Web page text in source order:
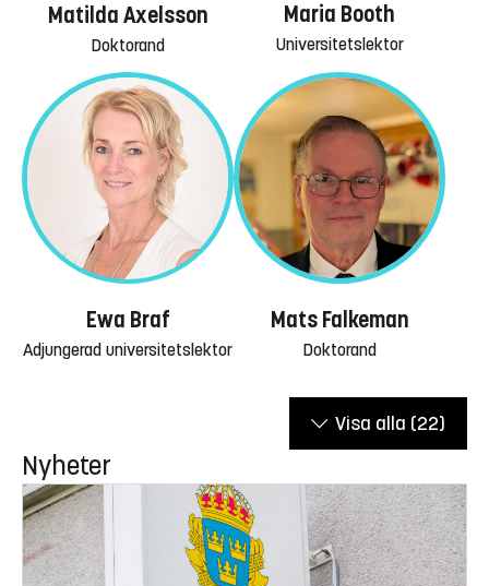
Matilda Axelsson
Doktorand
Maria Booth
Universitetslektor
Ewa Braf
Adjungerad universitetslektor
Mats Falkeman
Doktorand
Visa alla (22)
Nyheter